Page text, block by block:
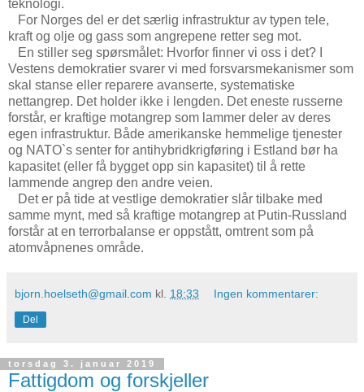
teknologi.
For Norges del er det særlig infrastruktur av typen tele,
kraft og olje og gass som angrepene retter seg mot.
En stiller seg spørsmålet: Hvorfor finner vi oss i det? I
Vestens demokratier svarer vi med forsvarsmekanismer som
skal stanse eller reparere avanserte, systematiske
nettangrep. Det holder ikke i lengden. Det eneste russerne
forstår, er kraftige motangrep som lammer deler av deres
egen infrastruktur. Både amerikanske hemmelige tjenester
og NATO`s senter for antihybridkrigføring i Estland bør ha
kapasitet (eller få bygget opp sin kapasitet) til å rette
lammende angrep den andre veien.
Det er på tide at vestlige demokratier slår tilbake med
samme mynt, med så kraftige motangrep at Putin-Russland
forstår at en terrorbalanse er oppstått, omtrent som på
atomvåpnenes område.
bjorn.hoelseth@gmail.com kl. 18:33 Ingen kommentarer:
Del
torsdag 3. januar 2019
Fattigdom og forskjeller